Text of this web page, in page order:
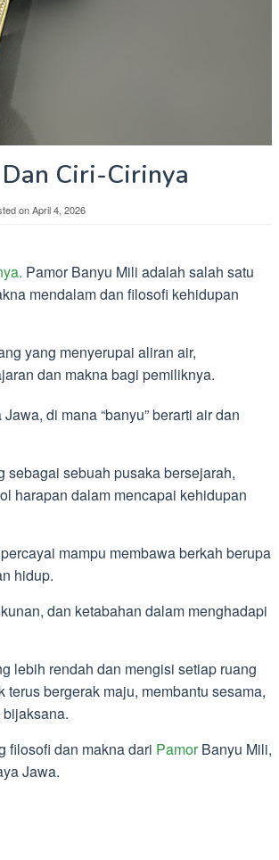
Ciri-Cirinya
onApril 4, 2026
Pamor Banyu Mili adalah salah satu
mendalam dan filosofi kehidupan
yang menyerupai aliran air,
dan makna bagi pemiliknya.
di mana “banyu” berarti air dan
sebuah pusaka bersejarah,
harapan dalam mencapai kehidupan
mampu membawa berkah berupa
hidup.
dan ketabahan dalam menghadapi
lebih rendah dan mengisi setiap ruang
bergerak maju, membantu sesama,
filosofi dan makna dari PamorBanyu Mili,
Jawa.